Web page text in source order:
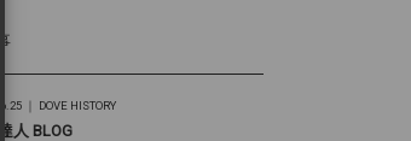
｜ DOVE HISTORY
人 BLOG